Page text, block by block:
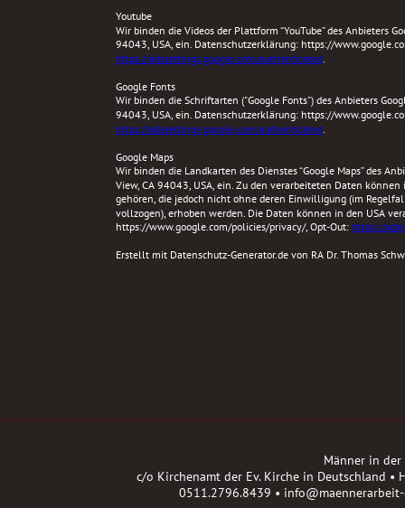
Youtube
Wir binden die Videos der Plattform “YouTube” des Anbieters
94043, USA, ein. Datenschutzerklärung: https://
https://adssettings.google.com/authenticated
Google Fonts
Wir binden die Schriftarten ("Google Fonts") des Anbieters
94043, USA, ein. Datenschutzerklärung: https://
https://adssettings.google.com/authenticated
Google Maps
Wir binden die Landkarten des Dienstes “Google Maps” des
View, CA 94043, USA, ein. Zu den verarbeiteten Daten
gehören, die jedoch nicht ohne deren Einwilligung (im
vollzogen), erhoben werden. Die Daten können in den USA
https://www.google.com/policies/privacy/, Opt-Out: https://
Erstellt mit Datenschutz-Generator.de von RA Dr. Thomas
Männer in
c/o Kirchenamt der Ev. Kirche in Deutschland •
0511.2796.8439 •